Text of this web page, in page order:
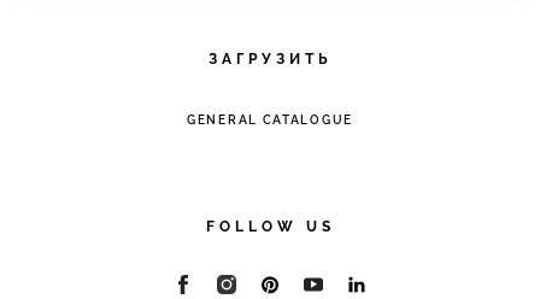
ЗАГРУЗИТЬ
GENERAL CATALOGUE
FOLLOW US